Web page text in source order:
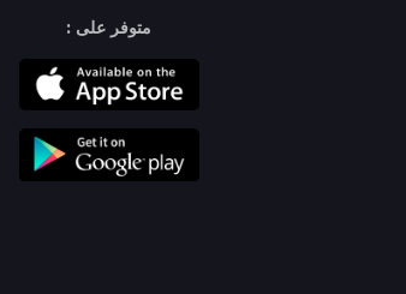
متوفر على :